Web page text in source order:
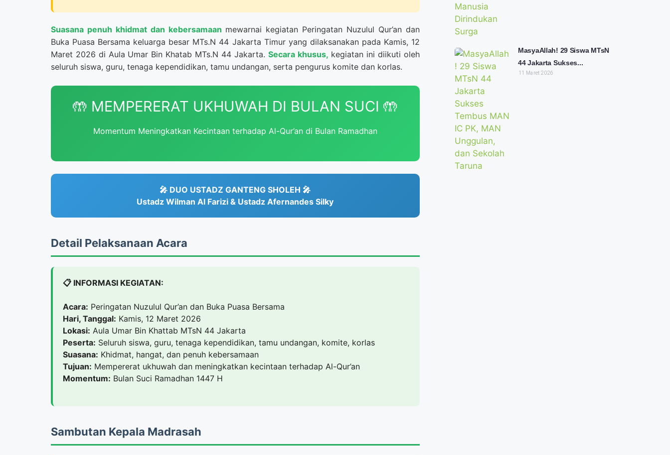
Suasana penuh khidmat dan kebersamaan mewarnai kegiatan Peringatan Nuzulul Qur’an dan
Buka Puasa Bersama keluarga besar MTs.N 44 Jakarta Timur yang dilaksanakan pada Kamis, 12
Maret 2026 di Aula Umar Bin Khatab MTs.N 44 Jakarta. Secara khusus, kegiatan ini diikuti oleh
seluruh siswa, guru, tenaga kependidikan, tamu undangan, serta pengurus komite dan korlas.
🤲 MEMPERERAT UKHUWAH DI BULAN SUCI 🤲
Momentum Meningkatkan Kecintaan terhadap Al-Qur’an di Bulan Ramadhan
🎤 DUO USTADZ GANTENG SHOLEH 🎤
Ustadz Wilman Al Farizi & Ustadz Afernandes Silky
Detail Pelaksanaan Acara
📋 INFORMASI KEGIATAN:
Acara: Peringatan Nuzulul Qur’an dan Buka Puasa Bersama
Hari, Tanggal: Kamis, 12 Maret 2026
Lokasi: Aula Umar Bin Khattab MTsN 44 Jakarta
Peserta: Seluruh siswa, guru, tenaga kependidikan, tamu undangan, komite, korlas
Suasana: Khidmat, hangat, dan penuh kebersamaan
Tujuan: Mempererat ukhuwah dan meningkatkan kecintaan terhadap Al-Qur’an
Momentum: Bulan Suci Ramadhan 1447 H
Sambutan Kepala Madrasah
MasyaAllah! 29 Siswa MTsN
44 Jakarta Sukses...
11 Maret 2026